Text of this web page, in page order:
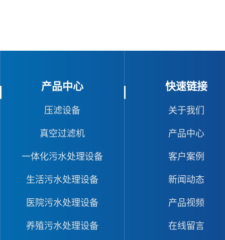
产品中心
压滤设备
真空过滤机
一体化污水处理设备
生活污水处理设备
医院污水处理设备
养殖污水处理设备
快速链接
关于我们
产品中心
客户案例
新闻动态
产品视频
在线留言